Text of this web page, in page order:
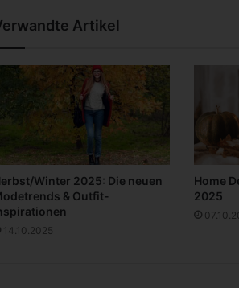
Artikel
Winter 2025: Die neuen
& Outfit-
14.10.2025
Home
2025